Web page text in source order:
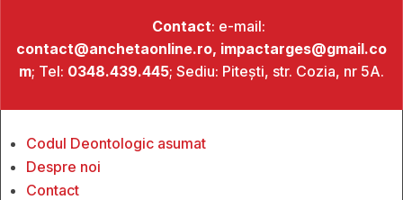
Contact: e-mail:
contact@anchetaonline.ro, impactarges@gmail.co
m; Tel: 0348.439.445; Sediu: Pitești, str. Cozia, nr 5A.
Codul Deontologic asumat
Despre noi
Contact